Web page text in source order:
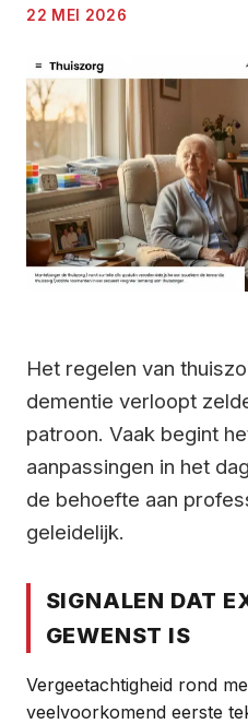
22 MEI 2026
Het regelen van
dementie verloopt
patroon. Vaak begint
aanpassingen in het
de behoefte aan
geleidelijk.
SIGNALEN DAT
GEWENST IS
Vergeetachtigheid rond
veelvoorkomend eerste